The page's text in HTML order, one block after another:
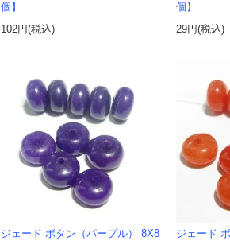
個】
102円(税込)
個】
29円(税込)
ジェード ボタン（パープル） 8X8
ジェード